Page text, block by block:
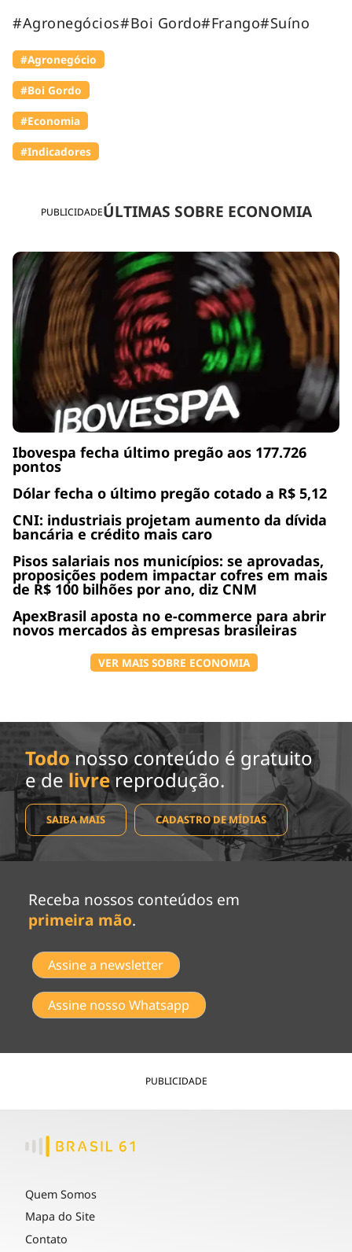
PUBLICIDADEÚLTIMAS SOBRE ECONOMIA
Ibovespa fecha último pregão aos 177.726
pontos
Dólar fecha o último pregão cotado a R$ 5,12
CNI: industriais projetam aumento da dívida
bancária e crédito mais caro
Pisos salariais nos municípios: se aprovadas,
proposições podem impactar cofres em mais
de R$ 100 bilhões por ano, diz CNM
ApexBrasil aposta no e-commerce para abrir
novos mercados às empresas brasileiras
VER MAIS SOBRE ECONOMIA
#Agronegócios#Boi Gordo#Frango#Suíno
#Agronegócio
#Boi Gordo
#Economia
#Indicadores
Todo nosso conteúdo é gratuito
e de livrereprodução.
SAIBA MAIS CADASTRO DE MÍDIAS
Receba nossos conteúdos em
primeira mão.
Assine a newsletter
Assine nosso Whatsapp
PUBLICIDADE
Quem Somos
Mapa do Site
Contato